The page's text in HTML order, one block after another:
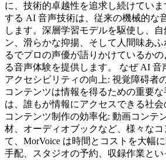
に、技術的卓越性を追求し続けていま
する AI 音声技術は、従来の機械的な
します。深層学習モデルを駆使し、
ン、滑らかな抑揚、そして人間味あ
るでプロの声優が語りかけているか
る音声体験を提供します。 なぜ AI 音
アクセシビリティの向上: 視覚障碍者
コンテンツは情報を得るための重要な
は、誰もが情報にアクセスできる社会
コンテンツ制作の効率化: 動画コンテ
材、オーディオブックなど、様々な
て、MorVoice は時間とコストを大幅
手配、スタジオの予約、収録作業と